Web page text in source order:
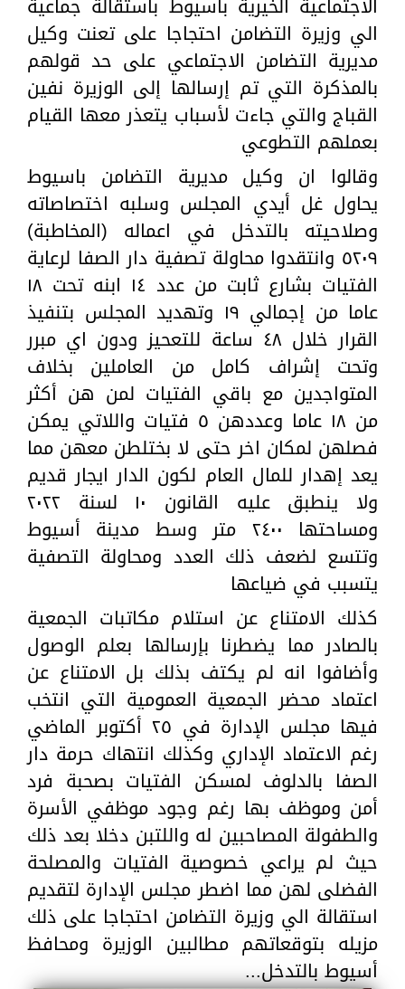
الي وزيرة التضامن احتجاجا على تعنت وكيل
مديرية التضامن الاجتماعي على حد قولهم
بالمذكرة التي تم إرسالها إلى الوزيرة نفين
القباج والتي جاءت لأسباب يتعذر معها القيام
بعملهم التطوعي
وقالوا ان وكيل مديرية التضامن باسيوط
يحاول غل أيدي المجلس وسلبه اختصاصاته
وصلاحيته بالتدخل في اعماله (المخاطبة)
٥٢٠٩ وانتقدوا محاولة تصفية دار الصفا لرعاية
الفتيات بشارع ثابت من عدد ١٤ ابنه تحت ١٨
عاما من إجمالي ١٩ وتهديد المجلس بتنفيذ
القرار خلال ٤٨ ساعة للتعحيز ودون اي مبرر
وتحت إشراف كامل من العاملين بخلاف
المتواجدين مع باقي الفتيات لمن هن أكثر
من ١٨ عاما وعددهن ٥ فتيات واللاتي يمكن
فصلهن لمكان اخر حتى لا بختلطن معهن مما
يعد إهدار للمال العام لكون الدار ايجار قديم
ولا ينطبق عليه القانون ١٠ لسنة ٢٠٢٢
ومساحتها ٢٤٠٠ متر وسط مدينة أسيوط
وتتسع لضعف ذلك العدد ومحاولة التصفية
يتسبب في ضياعها
كذلك الامتناع عن استلام مكاتبات الجمعية
بالصادر مما يضطرنا بإرسالها بعلم الوصول
وأضافوا انه لم يكتف بذلك بل الامتناع عن
اعتماد محضر الجمعية العمومية التي انتخب
فيها مجلس الإدارة في ٢٥ أكتوبر الماضي
رغم الاعتماد الإداري وكذلك انتهاك حرمة دار
الصفا بالدلوف لمسكن الفتيات بصحبة فرد
أمن وموظف بها رغم وجود موظفي الأسرة
والطفولة المصاحبين له واللتبن دخلا بعد ذلك
حيث لم يراعي خصوصية الفتيات والمصلحة
الفضلى لهن مما اضطر مجلس الإدارة لتقديم
استقالة الي وزيرة التضامن احتجاجا على ذلك
مزيله بتوقعاتهم مطالبين الوزيرة ومحافظ
أسيوط بالتدخل...